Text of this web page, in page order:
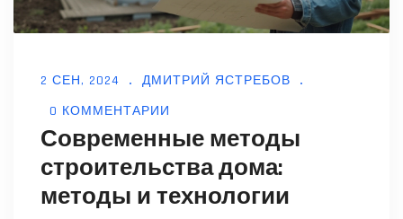
2 СЕН, 2024
ДМИТРИЙ ЯСТРЕБОВ
0 КОММЕНТАРИИ
Современные методы
строительства дома:
методы и технологии